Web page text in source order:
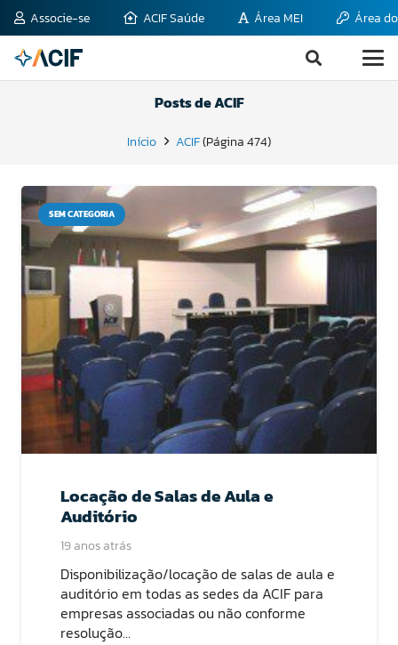
Associe-se ACIF Saúde Área MEI Área
Posts de ACIF
Início ACIF(Página 474)
SEM CATEGORIA
Locação de Salas de Aula e
Auditório
19 anos atrás
Disponibilização/locação de salas de aula e
auditório em todas as sedes da ACIF para
empresas associadas ou não conforme
resolução…